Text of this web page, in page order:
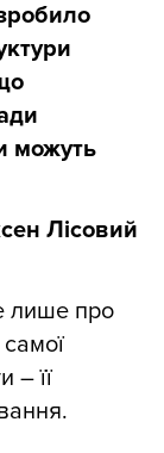
можуть
Лісовий
лише про
– її